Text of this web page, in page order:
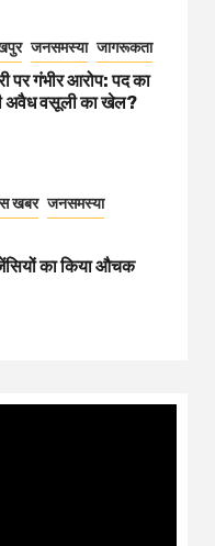
जनसमस्या जागरूकता
पर गंभीर आरोप: पद का
अवैध वसूली का खेल?
खबर जनसमस्या
का किया औचक